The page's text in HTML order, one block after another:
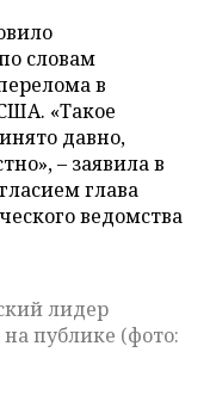
словам
в
«Такое
давно,
– заявила в
глава
ведомства
лидер
публике (фото: